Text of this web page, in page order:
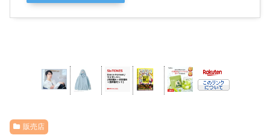
販売店